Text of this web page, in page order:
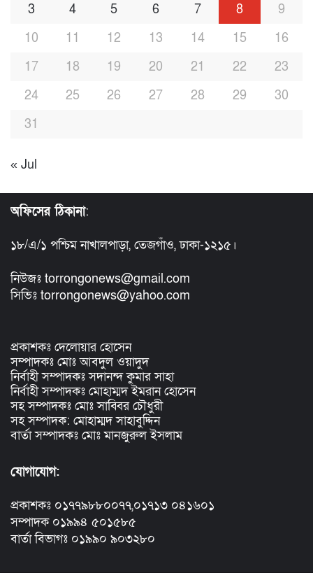
3
4 5 6 7 8
9
10
11 12 13 14 15
16
17
18 19 20 21 22
23
24
25 26 27 28 29
30
31
« Jul
অফিসের ঠিকানা:
১৮/এ/১ পশ্চিম নাখালপাড়া, তেজগাঁও, ঢাকা-১২১৫।
নিউজঃ torrongonews@gmail.com
সিভিঃ torrongonews@yahoo.com
প্রকাশকঃ দেলোয়ার হোসেন
সম্পাদকঃ মোঃ আবদুল ওয়াদুদ
নির্বাহী সম্পাদকঃ সদানন্দ কুমার সাহা
নির্বাহী সম্পাদকঃ মোহাম্মদ ইমরান হোসেন
সহ সম্পাদকঃ মোঃ সাব্বির চৌধুরী
সহ সম্পাদক: মোহাম্মদ সাহাবুদ্দিন
বার্তা সম্পাদকঃ মোঃ মানজুরুল ইসলাম
যোগাযোগ:
প্রকাশকঃ ০১৭৭৯৮৮০০৭৭,০১৭১৩ ০৪১৬০১
সম্পাদক ০১৯৯৪ ৫০১৫৮৫
বার্তা বিভাগঃ ০১৯৯০ ৯০৩২৮০